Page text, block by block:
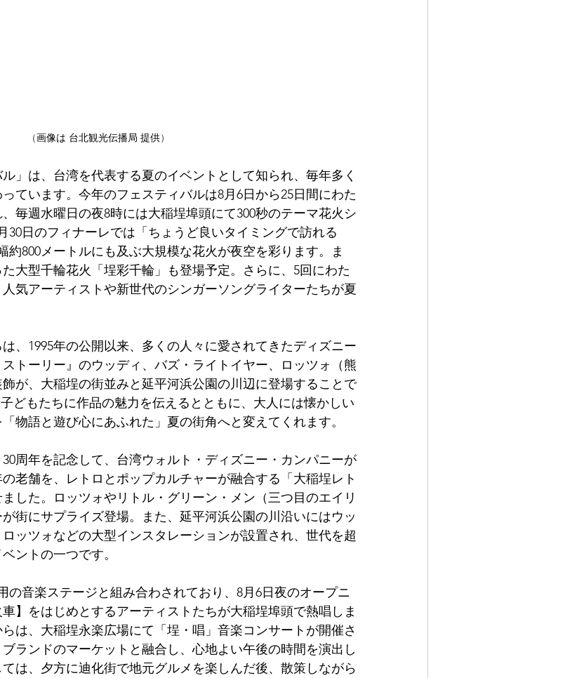
（画像は 台北観光伝播局 提供）
」は、台湾を代表する夏のイベントとして知られ、毎年多く
ています。今年のフェスティバルは8月6日から25日間にわた
毎週水曜日の夜8時には大稲埕埠頭にて300秒のテーマ花火シ
30日のフィナーレでは「ちょうど良いタイミングで訪れる
約800メートルにも及ぶ大規模な花火が夜空を彩ります。ま
大型千輪花火「埕彩千輪」も登場予定。さらに、5回にわた
気アーティストや新世代のシンガーソングライターたちが夏
、1995年の公開以来、多くの人々に愛されてきたディズニー
トーリー』のウッディ、バズ・ライトイヤー、ロッツォ（熊
が、大稲埕の街並みと延平河浜公園の川辺に登場することで
どもたちに作品の魅力を伝えるとともに、大人には懐かしい
物語と遊び心にあふれた」夏の街角へと変えてくれます。
周年を記念して、台湾ウォルト・ディズニー・カンパニーが
老舗を、レトロとポップカルチャーが融合する「大稲埕レト
した。ロッツォやリトル・グリーン・メン（三つ目のエイリ
街にサプライズ登場。また、延平河浜公園の川沿いにはウッ
ッツォなどの大型インスタレーションが設置され、世代を超
ントの一つです。
の音楽ステージと組み合わされており、8月6日夜のオープニ
】をはじめとするアーティストたちが大稲埕埠頭で熱唱しま
は、大稲埕永楽広場にて「埕・唱」音楽コンサートが開催さ
ランドのマーケットと融合し、心地よい午後の時間を演出し
は、夕方に迪化街で地元グルメを楽しんだ後、散策しながら